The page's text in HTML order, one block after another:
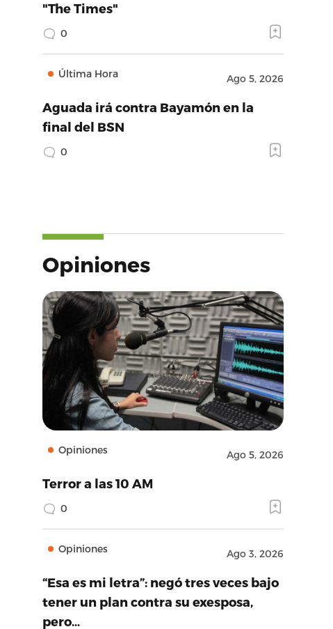
"The Times"
0
Última Hora Ago 5, 2026
Aguada irá contra Bayamón en la
final del BSN
0
Opiniones
Opiniones Ago 5, 2026
Terror a las 10 AM
0
Opiniones Ago 3, 2026
“Esa es mi letra”: negó tres veces bajo
tener un plan contra su exesposa,
pero…